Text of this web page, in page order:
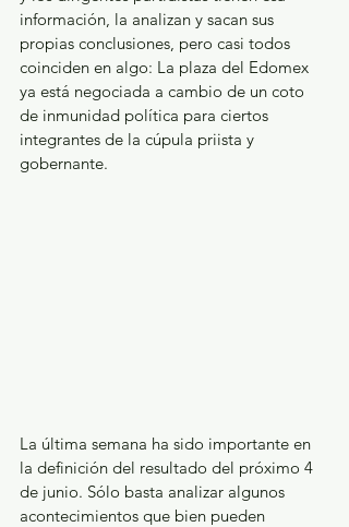
información, la analizan y sacan sus
propias conclusiones, pero casi todos
coinciden en algo: La plaza del Edomex
ya está negociada a cambio de un coto
de inmunidad política para ciertos
integrantes de la cúpula priista y
gobernante.
La última semana ha sido importante en
la definición del resultado del próximo 4
de junio. Sólo basta analizar algunos
acontecimientos que bien pueden